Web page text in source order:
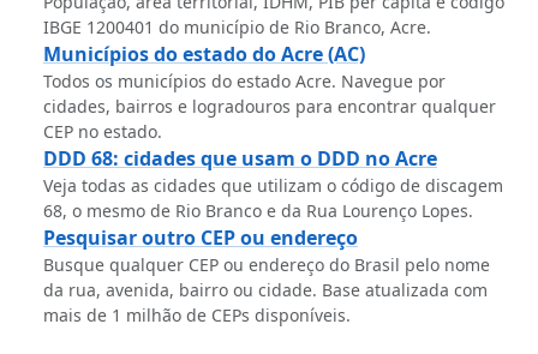
IBGE 1200401 do município de Rio Branco, Acre.
Municípios do estado do Acre (AC)
Todos os municípios do estado Acre. Navegue por
cidades, bairros e logradouros para encontrar qualquer
CEP no estado.
DDD 68: cidades que usam o DDD no Acre
Veja todas as cidades que utilizam o código de discagem
68, o mesmo de Rio Branco e da Rua Lourenço Lopes.
Pesquisar outro CEP ou endereço
Busque qualquer CEP ou endereço do Brasil pelo nome
da rua, avenida, bairro ou cidade. Base atualizada com
mais de 1 milhão de CEPs disponíveis.